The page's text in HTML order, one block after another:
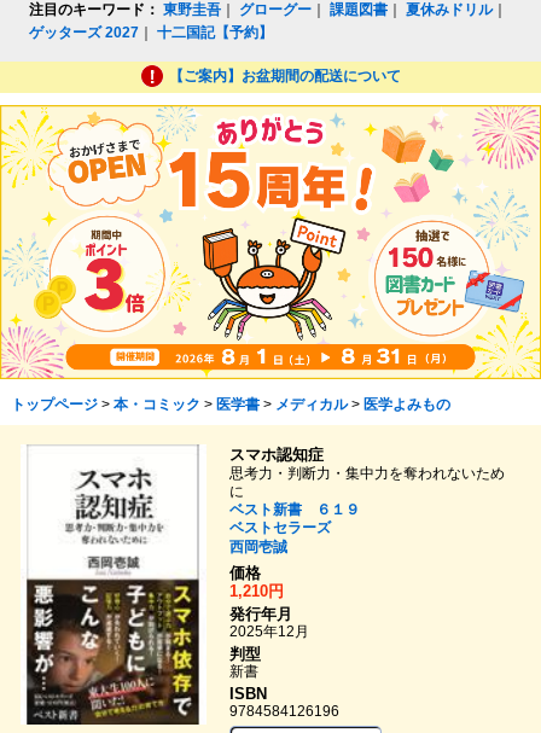
注目のキーワード： 東野圭吾 グローグー ｜課題図書 ｜夏休みドリル｜
ゲッターズ 2027 ｜十二国記【予約】
【ご案内】お盆期間の配送について
トップページ> 本・コミック > 医学書> メディカル> 医学よみもの
スマホ認知症
思考力・判断力・集中力を奪われないため
に
ベスト新書 ６１９
ベストセラーズ
西岡壱誠
価格
1,210円
発行年月
2025年12月
判型
新書
ISBN
9784584126196